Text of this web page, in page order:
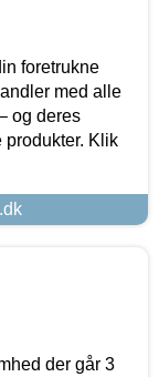
foretrukne
med alle
og deres
produkter. Klik
der går 3